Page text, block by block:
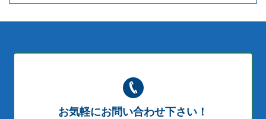
お気軽にお問い合わせ下さい！